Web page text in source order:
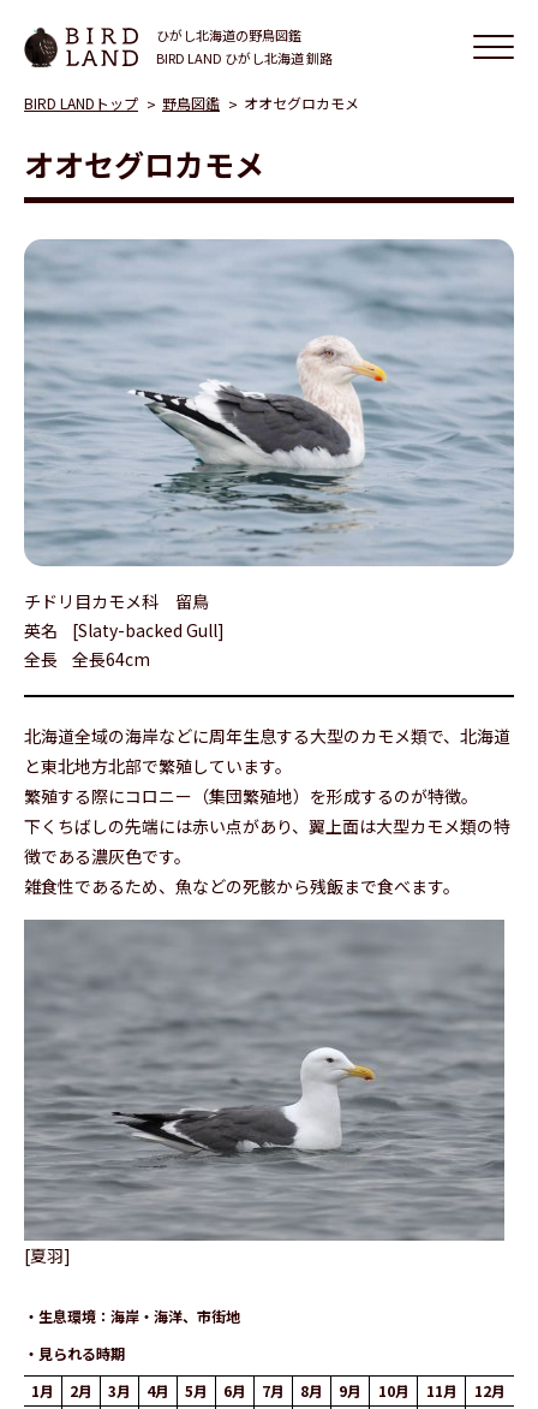
ひがし北海道の野鳥図鑑
BIRD LAND ひがし北海道 釧路
BIRD LANDトップ 野鳥図鑑 オオセグロカモメ
オオセグロカモメ
チドリ目カモメ科 留鳥
英名
[Slaty-backed Gull]
全長
全長64cm
北海道全域の海岸などに周年生息する大型のカモメ類で、北海道
と東北地方北部で繁殖しています。
繁殖する際にコロニー（集団繁殖地）を形成するのが特徴。
下くちばしの先端には赤い点があり、翼上面は大型カモメ類の特
徴である濃灰色です。
雑食性であるため、魚などの死骸から残飯まで食べます。
[夏羽]
生息環境
海岸・海洋、市街地
見られる時期
1月
2月 3月 4月 5月 6月 7月 8月 9月 10月 11月
12月